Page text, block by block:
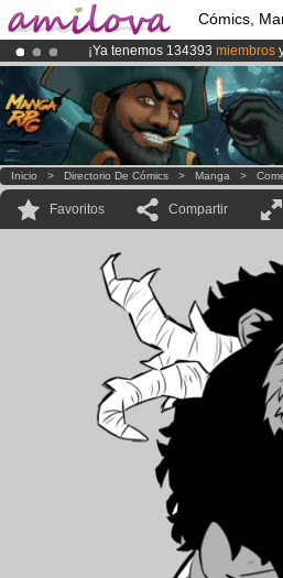
Cómics,
¡Ya tenemos 134393 miembros
¡Conviertete en Premium por
El Kickstarter Amilova está
Inicio > Directorio De Cómics > Manga >
Favoritos Compartir